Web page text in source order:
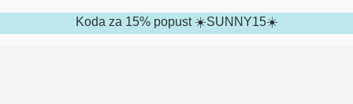
Koda za 15% popust ☀️SUNNY15☀️